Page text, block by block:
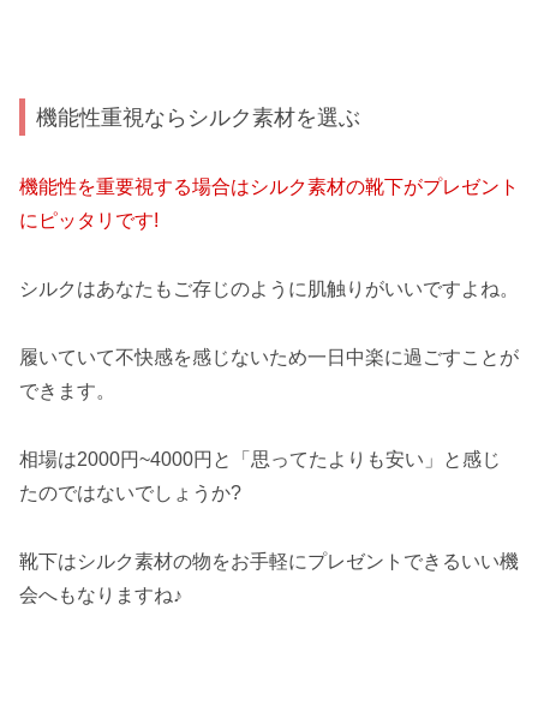
機能性重視ならシルク素材を選ぶ
機能性を重要視する場合はシルク素材の靴下がプレゼント
にピッタリです!
シルクはあなたもご存じのように肌触りがいいですよね。
履いていて不快感を感じないため一日中楽に過ごすことが
できます。
相場は2000円~4000円と「思ってたよりも安い」と感じ
たのではないでしょうか?
靴下はシルク素材の物をお手軽にプレゼントできるいい機
会へもなりますね♪